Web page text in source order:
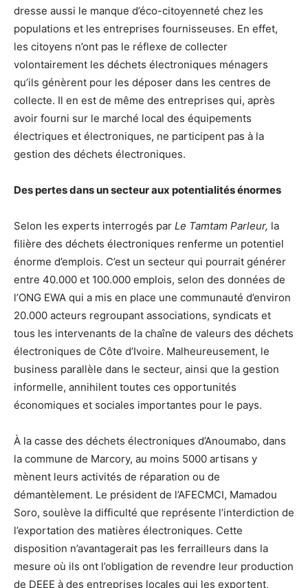
dresse aussi le manque d’éco-citoyenneté chez les
populations et les entreprises fournisseuses. En effet,
les citoyens n’ont pas le réflexe de collecter
volontairement les déchets électroniques ménagers
qu’ils génèrent pour les déposer dans les centres de
collecte. Il en est de même des entreprises qui, après
avoir fourni sur le marché local des équipements
électriques et électroniques, ne participent pas à la
gestion des déchets électroniques.
Des pertes dans un secteur aux potentialités énormes
Selon les experts interrogés par Le Tamtam Parleur, la
filière des déchets électroniques renferme un potentiel
énorme d’emplois. C’est un secteur qui pourrait générer
entre 40.000 et 100.000 emplois, selon des données de
l’ONG EWA qui a mis en place une communauté d’environ
20.000 acteurs regroupant associations, syndicats et
tous les intervenants de la chaîne de valeurs des déchets
électroniques de Côte d’Ivoire. Malheureusement, le
business parallèle dans le secteur, ainsi que la gestion
informelle, annihilent toutes ces opportunités
économiques et sociales importantes pour le pays.
À la casse des déchets électroniques d’Anoumabo, dans
la commune de Marcory, au moins 5000 artisans y
mènent leurs activités de réparation ou de
démantèlement. Le président de l’AFECMCI, Mamadou
Soro, soulève la difficulté que représente l’interdiction de
l’exportation des matières électroniques. Cette
disposition n’avantagerait pas les ferrailleurs dans la
mesure où ils ont l’obligation de revendre leur production
de DEEE à des entreprises locales qui les exportent,